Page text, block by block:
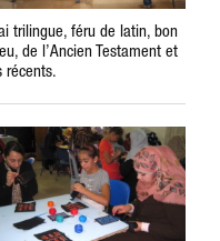
trilingue, féru de latin, bon
de l’Ancien Testament et
récents.